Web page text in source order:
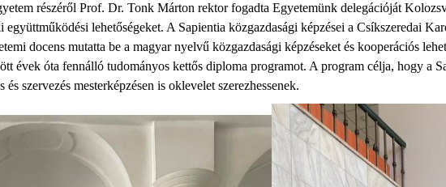
részéről Prof. Dr. Tonk Márton rektor fogadta Egyetemünk delegációját
lehetőségeket. A Sapientia közgazdasági képzései a Csíkszeredai
docens mutatta be a magyar nyelvű közgazdasági képzéseket és kooperációs
évek óta fennálló tudományos kettős diploma programot. A program célja, hogy a
szervezés mesterképzésen is oklevelet szerezhessenek.